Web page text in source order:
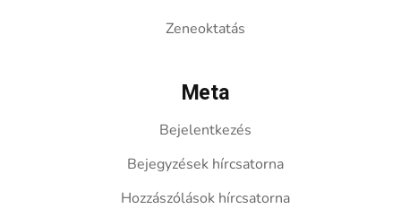
Zeneoktatás
Meta
Bejelentkezés
Bejegyzések hírcsatorna
Hozzászólások hírcsatorna